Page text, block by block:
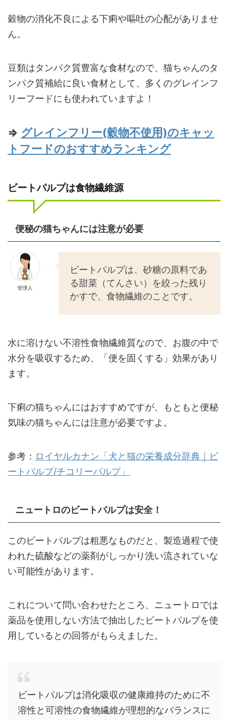
穀物の消化不良による下痢や嘔吐の心配がありませ
ん。
豆類はタンパク質豊富な食材なので、猫ちゃんのタ
ンパク質補給に良い食材として、多くのグレインフ
リーフードにも使われていますよ！
⇒ グレインフリー(穀物不使用)のキャッ
トフードのおすすめランキング
ビートパルプは食物繊維源
便秘の猫ちゃんには注意が必要
管理人
ビートパルプは、砂糖の原料であ
る甜菜（てんさい）を絞った残り
かすで、食物繊維のことです。
水に溶けない不溶性食物繊維質なので、お腹の中で
水分を吸収するため、「便を固くする」効果があり
ます。
下痢の猫ちゃんにはおすすめですが、もともと便秘
気味の猫ちゃんには注意が必要ですよ。
参考： ロイヤルカナン「犬と猫の栄養成分辞典｜ビ
ートパルプ/チコリーパルプ」
ニュートロのビートパルプは安全！
このビートパルプは粗悪なものだと、製造過程で使
われた硫酸などの薬剤がしっかり洗い流されていな
い可能性があります。
これについて問い合わせたところ、ニュートロでは
薬品を使用しない方法で抽出したビートパルプを使
用しているとの回答がもらえました。
ビートパルプは消化吸収の健康維持のために不
溶性と可溶性の食物繊維が理想的なバランスに